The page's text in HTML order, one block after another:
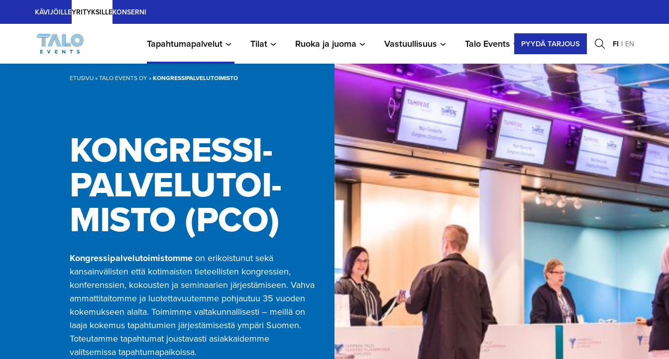
Main
KÄVIJÖILLEYRITYKSILLE
Tapahtumapalvelut Tilat Ruoka ja juoma Vastuullisuus Talo Events
KONSERNI
PYYDÄ TARJOUS FI EN
ETUSIVU»TALO EVENTS OY»KONGRESSIPALVELUTOIMISTO
KONGRESSI­
PAL­VE­LU­TOI­
MISTO (PCO)
Kongressipalvelutoimistommeon erikoistunut sekä
kansainvälisten että kotimaisten tieteellisten kongressien,
konferenssien, kokousten ja seminaarien järjestämiseen. Vahva
ammattitaitomme ja luotettavuutemme pohjautuu 35 vuoden
kokemukseen alalta. Toimimme valtakunnallisesti – meillä on
laaja kokemus tapahtumien järjestämisestä ympäri Suomen.
Toteutamme tapahtumat joustavasti asiakkaidemme
valitsemissa tapahtumapaikoissa.